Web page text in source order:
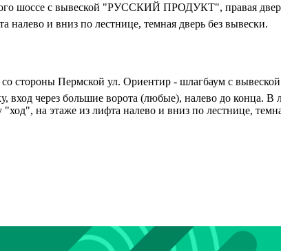
шоссе с вывеской "РУССКИЙ ПРОДУКТ", правая
и вниз по лестнице, темная дверь без вывески.
со стороны Пермской ул. Ориентир - шлагбаум с
вход через большие ворота (любые), налево до конца. В
на этаже из лифта налево и вниз по лестнице,